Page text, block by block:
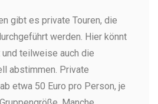
gibt es private Touren, die
werden. Hier könnt
teilweise auch die
abstimmen. Private
etwa 50 Euro pro Person, je